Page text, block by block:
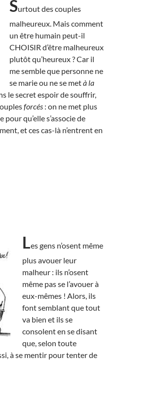
Surtout des couples
malheureux. Mais comment
un être humain peut-il
CHOISIR d’être malheureux
plutôt qu’heureux ? Car il
me semble que personne ne
se marie ou ne se metà la
le secret espoir de souffrir,
forcés : on ne met plus
qu’elle s’associe de
et ces cas-là n’entrent en
Les gens n’osent même
plus avouer leur
malheur : ils n’osent
même pas se l’avouer à
eux-mêmes ! Alors, ils
font semblant que tout
va bien et ils se
consolent en se disant
que, selon toute
à se mentir pour tenter de